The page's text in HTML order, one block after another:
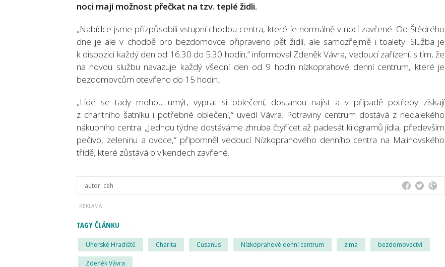
noci mají možnost přečkat na tzv. teplé židli.
„Nabídce jsme přizpůsobili vstupní chodbu centra, které je normálně v noci zavřené. Od Štědrého
dne je ale v chodbě pro bezdomovce připraveno pět židlí, ale samozřejmě i toalety. Služba je
k dispozici každý den od 16.30 do 5.30 hodin,“ informoval Zdeněk Vávra, vedoucí zařízení, s tím, že
na novou službu navazuje každý všední den od 9 hodin nízkoprahové denní centrum, které je
bezdomovcům otevřeno do 15 hodin.
„Lidé se tady mohou umýt, vyprat si oblečení, dostanou najíst a v případě potřeby získají
z charitního šatníku i potřebné oblečení,“ uvedl Vávra. Potraviny centrum dostává z nedalekého
nákupního centra. „Jednou týdne dostáváme zhruba čtyřicet až padesát kilogramů jídla, především
pečivo, zeleninu a ovoce,“ připomněl vedoucí Nízkoprahového denního centra na Malinovského
třídě, které zůstává o víkendech zavřené.
autor: ceh
TAGY ČLÁNKU
Uherské Hradiště Charita Cusanus Nízkoprahové denní centrum zima bezdomovectví
Zdeněk Vávra